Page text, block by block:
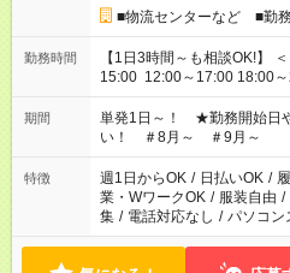
■物流センターなど ■勤
勤務時間
【1日3時間～も相談OK!】 ＜シフト例＞ 9:00～12:00 10:00～
15:00 12:00～17:00 18:00～21:00 など こち
お気軽にご相談ください！
期間
単発1日～！ ★勤務開始日
い！ ＃8月～ ＃9月～
特徴 週1日からOK / 日払いOK /
業・WワークOK / 服装自由 /
集 / 電話対応なし / パソコン